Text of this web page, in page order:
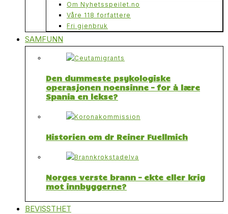
Om Nyhetsspeilet.no
Våre 118 forfattere
Fri gjenbruk
SAMFUNN
Den dummeste psykologiske
operasjonen noensinne – for å lære
Spania en lekse?
Historien om dr Reiner Fuellmich
Norges verste brann – ekte eller krig
mot innbyggerne?
BEVISSTHET